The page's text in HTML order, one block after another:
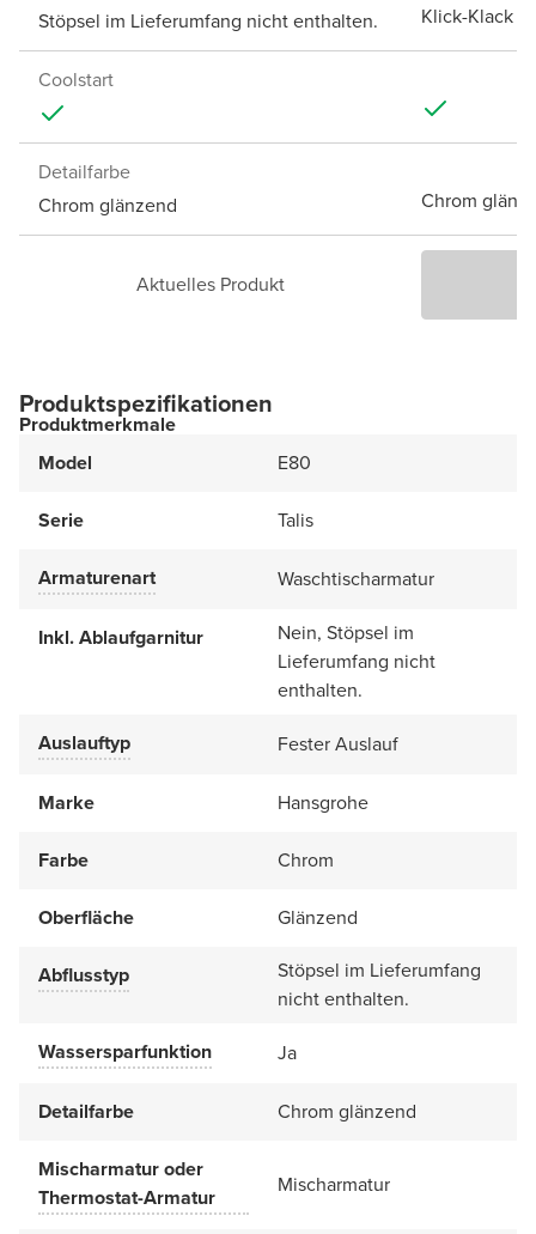
Stöpsel im Lieferumfang nicht enthalten.
Klick-Klack
Coolstart
Detailfarbe
Chrom glänzend
Chrom
Aktuelles Produkt
Produktspezifikationen
Produktmerkmale
Model
E80
Serie Talis
Armaturenart Waschtischarmatur
Inkl. Ablaufgarnitur
Nein, Stöpsel im
Lieferumfang nicht
enthalten.
Auslauftyp
Fester Auslauf
Marke Hansgrohe
Farbe Chrom
Oberfläche Glänzend
Abflusstyp
Stöpsel im Lieferumfang
nicht enthalten.
Wassersparfunktion
Ja
Detailfarbe Chrom glänzend
Mischarmatur oder
Thermostat-Armatur
Mischarmatur